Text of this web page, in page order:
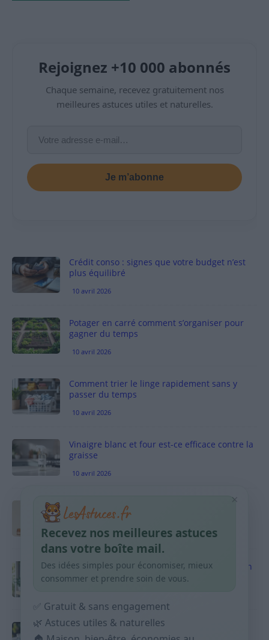
Rejoignez +10 000 abonnés
Chaque semaine, recevez gratuitement nos
meilleures astuces utiles et naturelles.
Je m’abonne
Crédit conso : signes que votre budget n’est
plus équilibré
10 avril 2026
Potager en carré comment s’organiser pour
gagner du temps
10 avril 2026
Comment trier le linge rapidement sans y
passer du temps
10 avril 2026
Vinaigre blanc et four est-ce efficace contre la
graisse
10 avril 2026
Taches pigmentaires : routine simple +
habitudes qui aident
9 avril 2026
Produits ménagers : comment économiser en
courses sans acheter 10 sprays
Budget mensuel : méthode rapide pour
×
Recevez nos meilleures astuces
dans votre boîte mail.
Des idées simples pour économiser, mieux
consommer et prendre soin de vous.
✅ Gratuit & sans engagement
🌿 Astuces utiles & naturelles